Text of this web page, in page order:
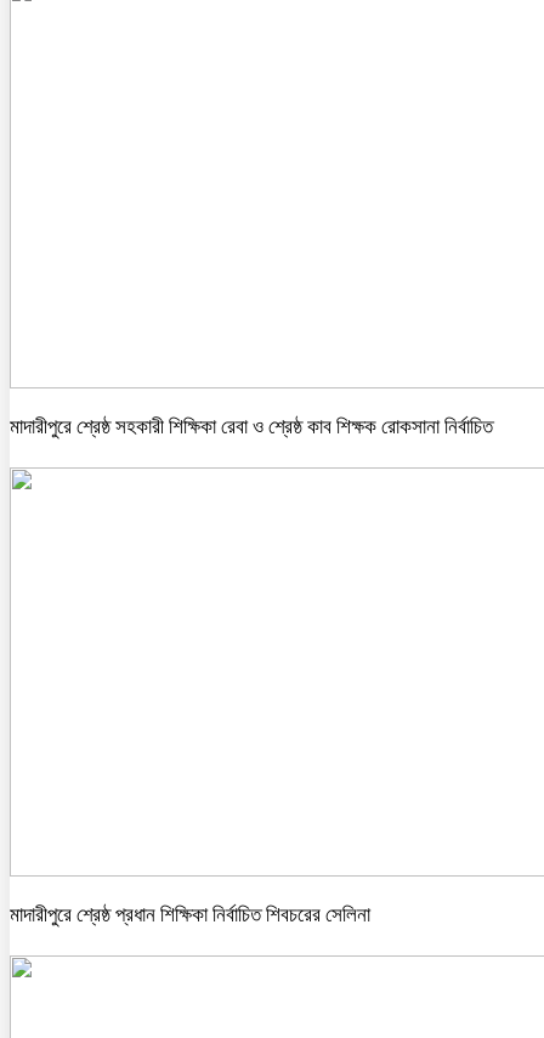
মাদারীপুরে শ্রেষ্ঠ সহকারী শিক্ষিকা রেবা ও শ্রেষ্ঠ কাব শিক্ষক রোকসানা নির্বাচিত
মাদারীপুরে শ্রেষ্ঠ প্রধান শিক্ষিকা নির্বাচিত শিবচরের সেলিনা